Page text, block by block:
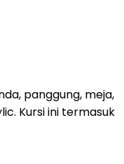
panggung, meja,
Kursi ini termasuk